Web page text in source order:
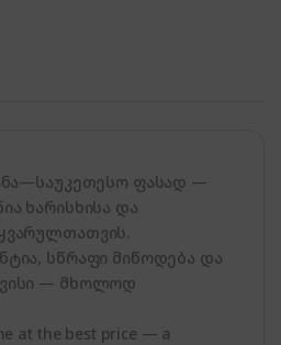
ფასად —
ხარისხისა და
სწრაფი მიწოდება და
— მხოლოდ
at the best price — a